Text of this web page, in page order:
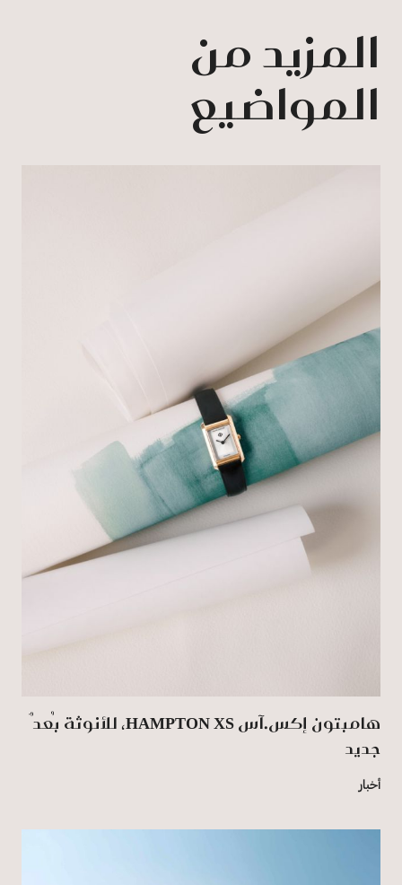
المزيد من
المواضيع
هامبتون إكس.آس HAMPTON XS، للأنوثة بُعدٌ
جديد
أخبار